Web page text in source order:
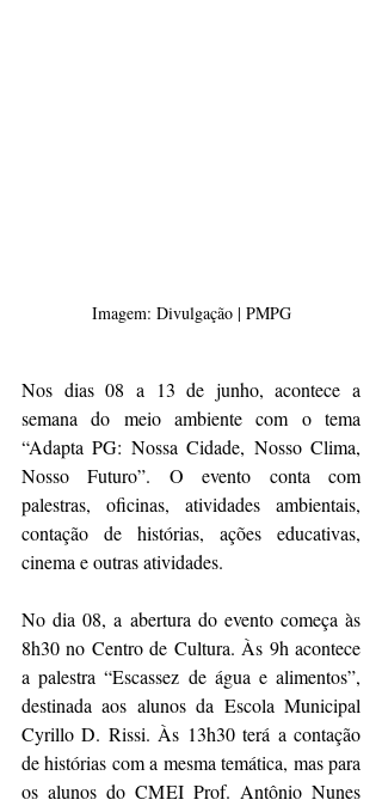
Imagem: Divulgação | PMPG
Nos dias 08 a 13 de junho, acontece a
semana do meio ambiente com o tema
“Adapta PG: Nossa Cidade, Nosso Clima,
Nosso Futuro”. O evento conta com
palestras, oficinas, atividades ambientais,
contação de histórias, ações educativas,
cinema e outras atividades.
No dia 08, a abertura do evento começa às
8h30 no Centro de Cultura. Às 9h acontece
a palestra “Escassez de água e alimentos”,
destinada aos alunos da Escola Municipal
Cyrillo D. Rissi. Às 13h30 terá a contação
de histórias com a mesma temática, mas para
os alunos do CMEI Prof. Antônio Nunes